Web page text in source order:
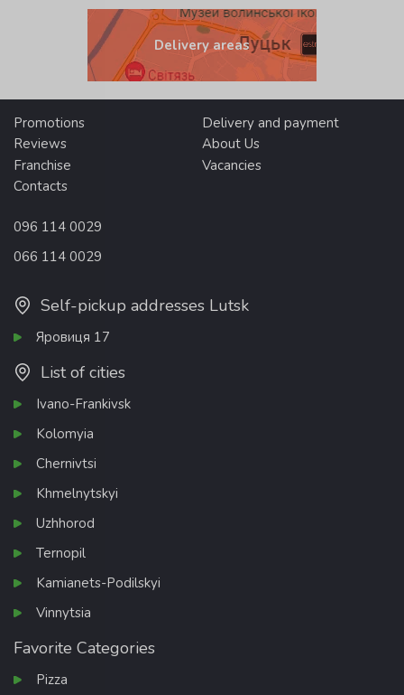
Delivery areas
Promotions
Delivery and payment
Reviews
About Us
Franchise
Vacancies
Contacts
096 114 0029
066 114 0029
Self-pickup addresses Lutsk
Яровиця 17
List of cities
Ivano-Frankivsk
Kolomyia
Chernivtsi
Khmelnytskyi
Uzhhorod
Ternopil
Kamianets-Podilskyi
Vinnytsia
Favorite Categories
Pizza